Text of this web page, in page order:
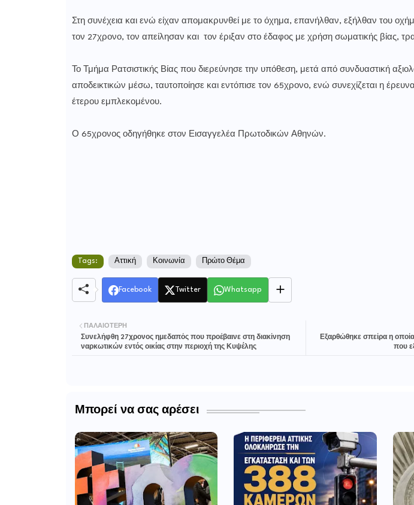
Στη συνέχεια και ενώ είχαν απομακρυνθεί με το όχημα, επανήλθαν, εξήλθαν του
τον 27χρονο, τον απείλησαν και τον έριξαν στο έδαφος με χρήση σωματικής βίας,
Το Τμήμα Ρατσιστικής Βίας που διερεύνησε την υπόθεση, μετά από συνδυαστική
αποδεικτικών μέσω, ταυτοποίησε και εντόπισε τον 65χρονο, ενώ συνεχίζεται η
έτερου εμπλεκομένου.
Ο 65χρονος οδηγήθηκε στον Εισαγγελέα Πρωτοδικών Αθηνών.
Tags: Αττική Κοινωνία Πρώτο Θέμα
Facebook Twitter Whatsapp
Εξαρθώθηκε σπείρα η
που
ΠΑΛΑΙΌΤΕΡΗ
Συνελήφθη 27χρονος ημεδαπός που προέβαινε στη διακίνηση
ναρκωτικών εντός οικίας στην περιοχή της Κυψέλης
Μπορεί να σας αρέσει